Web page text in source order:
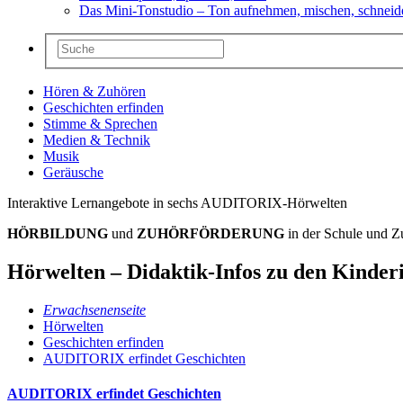
Das Mini-Tonstudio – Ton aufnehmen, mischen,
Hören & Zuhören
Geschichten erfinden
Stimme & Sprechen
Medien & Technik
Musik
Geräusche
Interaktive Lernangebote in sechs AUDITORIX-Hörwelten
HÖRBILDUNG und ZUHÖRFÖRDERUNG in der Schule und
Hörwelten – Didaktik-Infos zu den
Erwachsenenseite
Hörwelten
Geschichten erfinden
AUDITORIX erfindet Geschichten
AUDITORIX erfindet Geschichten